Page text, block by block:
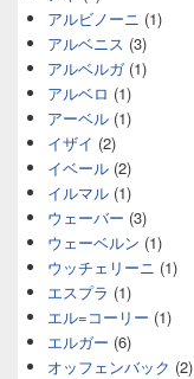
アルビノーニ (1)
アルベニス (3)
アルベルガ(1)
アルベロ (1)
アーベル (1)
イザイ (2)
イベール (2)
イルマル (1)
ウェーバー (3)
ウェーベルン (1)
ウッチェリーニ (1)
エスプラ (1)
エル=コーリー (1)
エルガー (6)
オッフェンバック (2)